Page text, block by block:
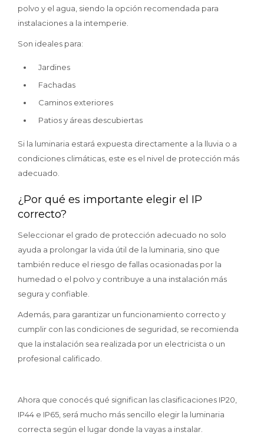
polvo y el agua, siendo la opción recomendada para
instalaciones a la intemperie.
Son ideales para:
Jardines
Fachadas
Caminos exteriores
Patios y áreas descubiertas
Si la luminaria estará expuesta directamente a la lluvia o a
condiciones climáticas, este es el nivel de protección más
adecuado.
¿Por qué es importante elegir el IP
correcto?
Seleccionar el grado de protección adecuado no solo
ayuda a prolongar la vida útil de la luminaria, sino que
también reduce el riesgo de fallas ocasionadas por la
humedad o el polvo y contribuye a una instalación más
segura y confiable.
Además, para garantizar un funcionamiento correcto y
cumplir con las condiciones de seguridad, se recomienda
que la instalación sea realizada por un electricista o un
profesional calificado.
Ahora que conocés qué significan las clasificaciones IP20,
IP44 e IP65, será mucho más sencillo elegir la luminaria
correcta según el lugar donde la vayas a instalar.